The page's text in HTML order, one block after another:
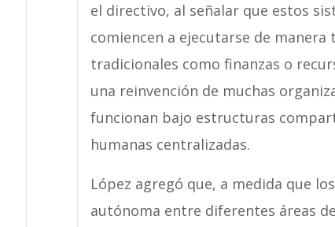
el directivo, al señalar que estos
comiencen a ejecutarse de
tradicionales como finanzas o
una reinvención de muchas
funcionan bajo estructuras
humanas centralizadas.
López agregó que, a medida que
autónoma entre diferentes áreas